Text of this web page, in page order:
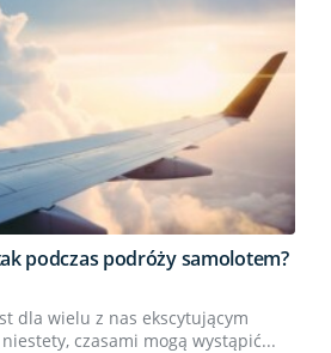
podczas podróży samolotem?
dla wielu z nas ekscytującym
czasami mogą wystąpić...